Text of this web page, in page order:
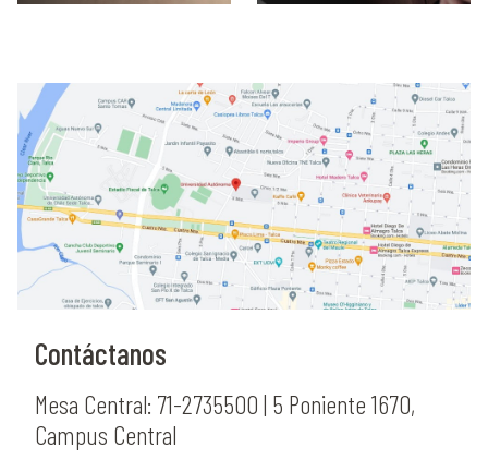
Contáctanos
Mesa Central: 71-2735500 | 5 Poniente 1670,
Campus Central